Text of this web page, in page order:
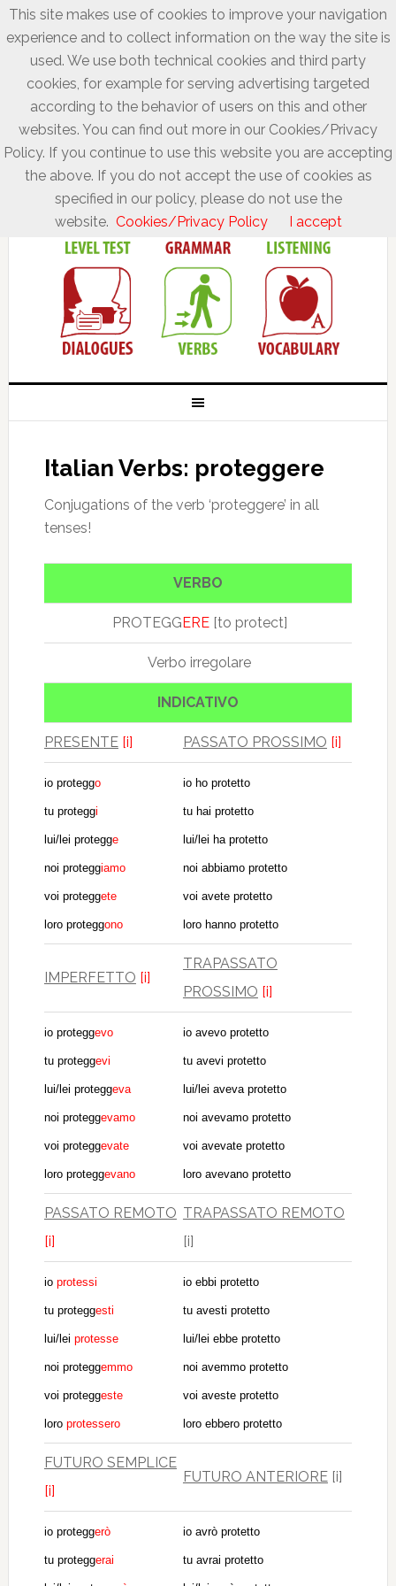
Italian Verbs: proteggere
Conjugations of the verb ‘proteggere’ in all
tenses!
VERBO
PROTEGGERE[to protect]
Verbo irregolare
INDICATIVO
PRESENTE [i] PASSATO PROSSIMO [i]
io proteggo
tu proteggi
lui/lei protegge
noi proteggiamo
voi proteggete
loro proteggono
io ho protetto
tu hai protetto
lui/lei ha protetto
noi abbiamo protetto
voi avete protetto
loro hanno protetto
IMPERFETTO [i]
TRAPASSATO
PROSSIMO [i]
io proteggevo
tu proteggevi
lui/lei proteggeva
noi proteggevamo
voi proteggevate
loro proteggevano
io avevo protetto
tu avevi protetto
lui/lei aveva protetto
noi avevamo protetto
voi avevate protetto
loro avevano protetto
PASSATO REMOTO
[i]
TRAPASSATO REMOTO
[i]
io protessi
tu proteggesti
lui/lei protesse
noi proteggemmo
voi proteggeste
loro protessero
io ebbi protetto
tu avesti protetto
lui/lei ebbe protetto
noi avemmo protetto
voi aveste protetto
loro ebbero protetto
FUTURO SEMPLICE
[i]
FUTURO ANTERIORE[i]
io proteggerò
tu proteggerai
io avrò protetto
tu avrai protetto
This site makes use of cookies to improve your navigation
experience and to collect information on the way the site is
used. We use both technical cookies and third party
cookies, for example for serving advertising targeted
according to the behavior of users on this and other
websites. You can find out more in our Cookies/Privacy
Policy. If you continue to use this website you are accepting
the above. If you do not accept the use of cookies as
specified in our policy, please do not use the
website. Cookies/Privacy Policy I accept